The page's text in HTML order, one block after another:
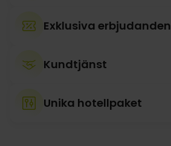
Exklusiva erbjudanden
Kundtjänst
Unika hotellpaket